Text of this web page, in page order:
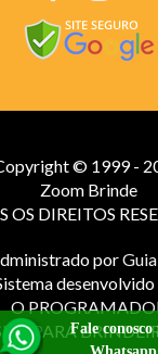
© 1999 -
Zoom Brinde
OS DIREITOS
por
O
PARAFale conosco